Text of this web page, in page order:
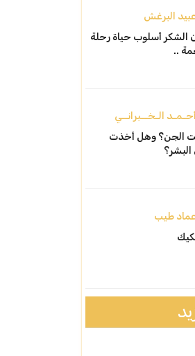
البرغش
الشكر أسلوب حياة رحلة
..
الـخــبرانــي
الجن؟ وهل أخذت
البشر؟
عماد طيب